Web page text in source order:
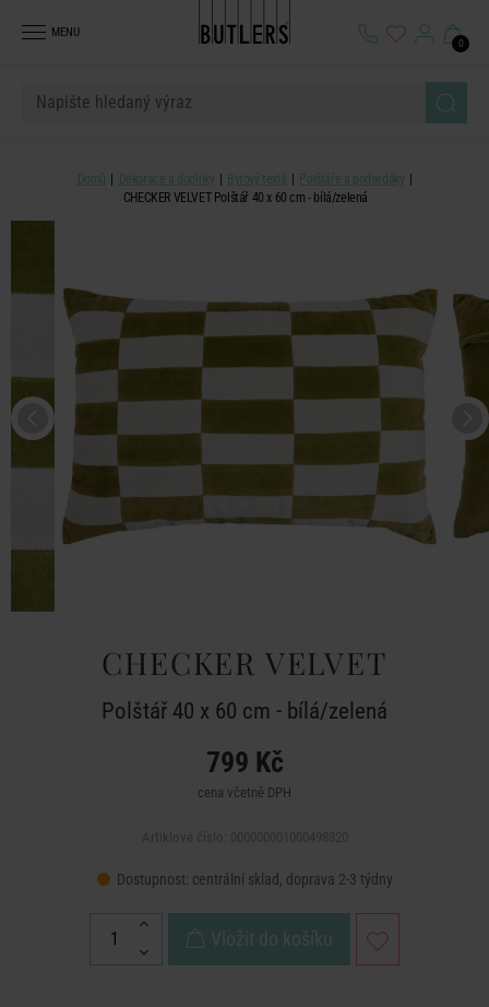
MENU
0
Domů Dekorace a doplňky Bytový textil
Polštáře a podsedáky
CHECKER VELVET Polštář 40 x 60 cm - bílá/zelená
CHECKER VELVET
Polštář 40 x 60 cm - bílá/zelená
799 Kč
cena včetně DPH
Dostupnost: centrální sklad, doprava 2-3 týdny
Vložit do košíku